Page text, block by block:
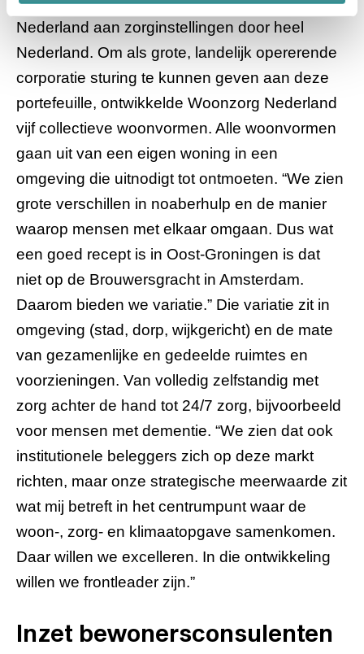
Nederland aan zorginstellingen door heel
Nederland. Om als grote, landelijk opererende
corporatie sturing te kunnen geven aan deze
portefeuille, ontwikkelde Woonzorg Nederland
vijf collectieve woonvormen. Alle woonvormen
gaan uit van een eigen woning in een
omgeving die uitnodigt tot ontmoeten. “We zien
grote verschillen in noaberhulp en de manier
waarop mensen met elkaar omgaan. Dus wat
een goed recept is in Oost-Groningen is dat
niet op de Brouwersgracht in Amsterdam.
Daarom bieden we variatie.” Die variatie zit in
omgeving (stad, dorp, wijkgericht) en de mate
van gezamenlijke en gedeelde ruimtes en
voorzieningen. Van volledig zelfstandig met
zorg achter de hand tot 24/7 zorg, bijvoorbeeld
voor mensen met dementie. “We zien dat ook
institutionele beleggers zich op deze markt
richten, maar onze strategische meerwaarde zit
wat mij betreft in het centrumpunt waar de
woon-, zorg- en klimaatopgave samenkomen.
Daar willen we excelleren. In die ontwikkeling
willen we frontleader zijn.”
Inzet bewonersconsulenten